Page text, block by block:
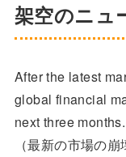
架空のニュ
After the latest
global financial
next three months.
（最新の市場の